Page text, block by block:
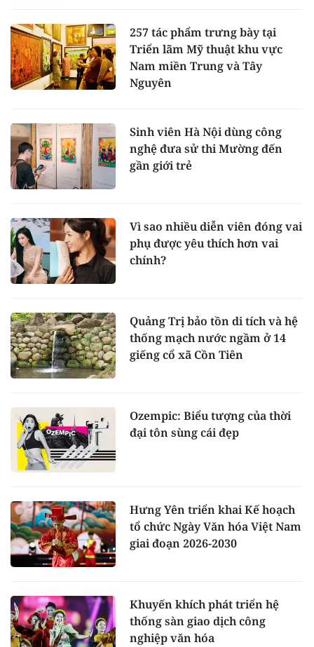
257 tác phẩm trưng bày tại
Triển lãm Mỹ thuật khu vực
Nam miền Trung và Tây
Nguyên
Sinh viên Hà Nội dùng công
nghệ đưa sử thi Mường đến
gần giới trẻ
Vì sao nhiều diễn viên đóng vai
phụ được yêu thích hơn vai
chính?
Quảng Trị bảo tồn di tích và hệ
thống mạch nước ngầm ở 14
giếng cổ xã Cồn Tiên
Ozempic: Biểu tượng của thời
đại tôn sùng cái đẹp
Hưng Yên triển khai Kế hoạch
tổ chức Ngày Văn hóa Việt Nam
giai đoạn 2026-2030
Khuyến khích phát triển hệ
thống sàn giao dịch công
nghiệp văn hóa